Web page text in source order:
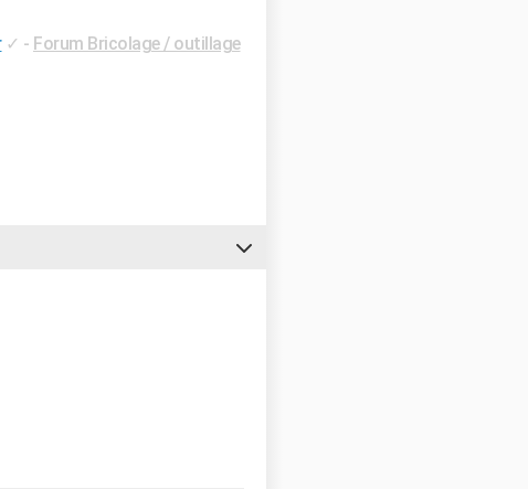
✓ - Forum Bricolage / outillage